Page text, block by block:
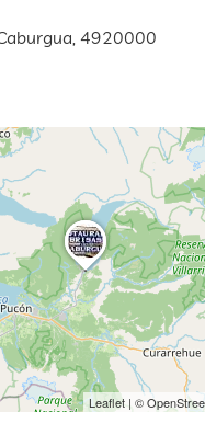
4920000
Leaflet | ©